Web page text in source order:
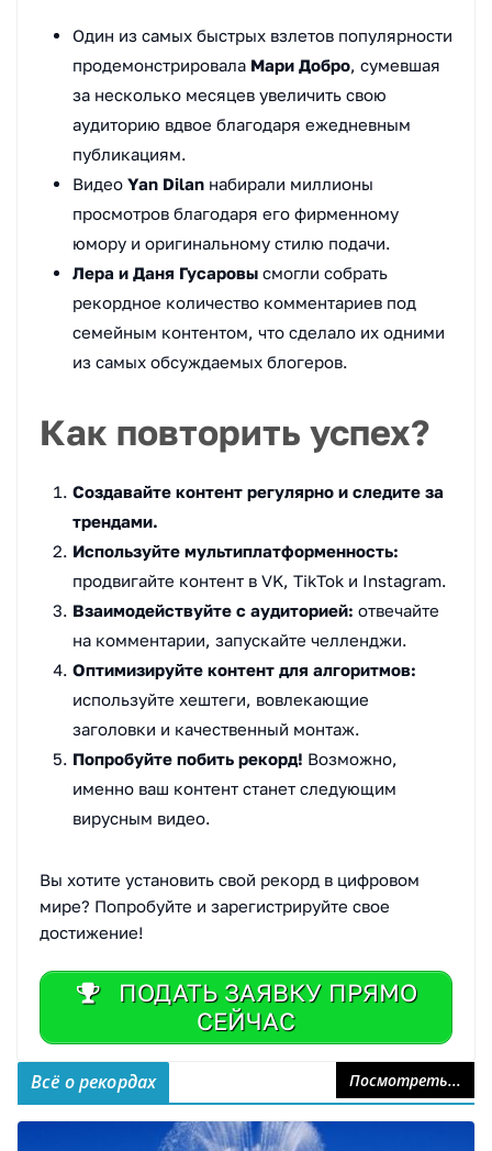
Один из самых быстрых взлетов популярности
продемонстрировала Мари Добро, сумевшая
за несколько месяцев увеличить свою
аудиторию вдвое благодаря ежедневным
публикациям.
Видео Yan Dilan набирали миллионы
просмотров благодаря его фирменному
юмору и оригинальному стилю подачи.
Лера и Даня Гусаровы смогли собрать
рекордное количество комментариев под
семейным контентом, что сделало их одними
из самых обсуждаемых блогеров.
Как повторить успех?
Создавайте контент регулярно и следите за
трендами.
Используйте мультиплатформенность:
продвигайте контент в VK, TikTok и Instagram.
Взаимодействуйте с аудиторией: отвечайте
на комментарии, запускайте челленджи.
Оптимизируйте контент для алгоритмов:
используйте хештеги, вовлекающие
заголовки и качественный монтаж.
Попробуйте побить рекорд! Возможно,
именно ваш контент станет следующим
вирусным видео.
Вы хотите установить свой рекорд в цифровом
мире? Попробуйте и зарегистрируйте свое
достижение!
ПОДАТЬ ЗАЯВКУ ПРЯМО
СЕЙЧАС
Всё о рекордах Посмотреть...